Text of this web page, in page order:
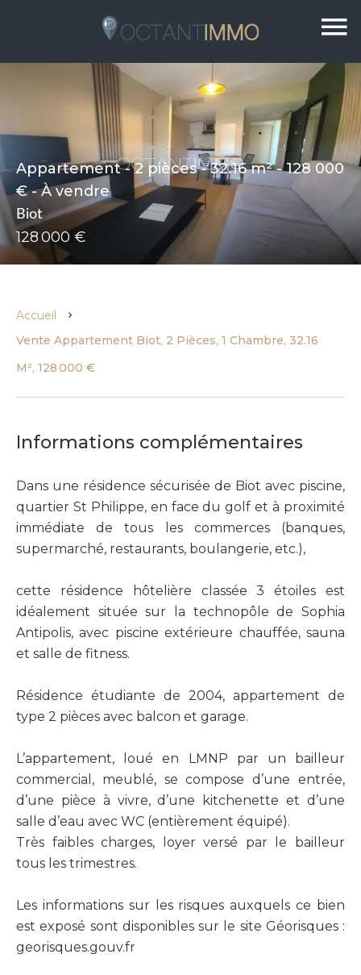
Appartement - 2 pièces - 32.16 m² - 128 000
€ - À vendre
Biot
128 000 €
Accueil
Vente Appartement Biot, 2 Pièces, 1 Chambre, 32.16
M², 128 000 €
Informations complémentaires
Dans une résidence sécurisée de Biot avec piscine,
quartier St Philippe, en face du golf et à proximité
immédiate de tous les commerces (banques,
supermarché, restaurants, boulangerie, etc.),
cette résidence hôtelière classée 3 étoiles est
idéalement située sur la technopôle de Sophia
Antipolis, avec piscine extérieure chauffée, sauna
et salle de fitness.
Résidence étudiante de 2004, appartement de
type 2 pièces avec balcon et garage.
L’appartement, loué en LMNP par un bailleur
commercial, meublé, se compose d’une entrée,
d’une pièce à vivre, d’une kitchenette et d’une
salle d’eau avec WC (entièrement équipé).
Très faibles charges, loyer versé par le bailleur
tous les trimestres.
Les informations sur les risques auxquels ce bien
est exposé sont disponibles sur le site Géorisques :
georisques.gouv.fr